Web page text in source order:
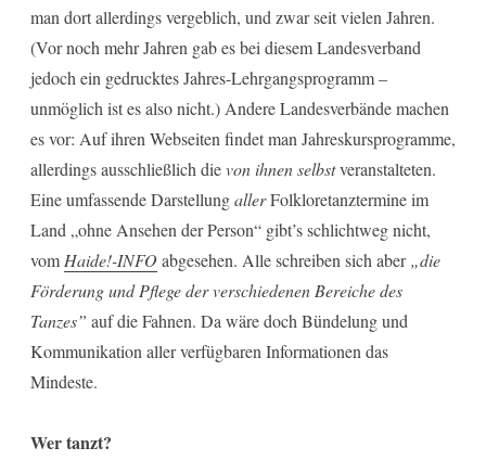
man dort allerdings vergeblich, und zwar seit vielen Jahren.
(Vor noch mehr Jahren gab es bei diesem Landesverband
jedoch ein gedrucktes Jahres-Lehrgangsprogramm –
unmöglich ist es also nicht.) Andere Landesverbände machen
es vor: Auf ihren Webseiten findet man Jahreskursprogramme,
allerdings ausschließlich dievon ihnen selbstveranstalteten.
Eine umfassende DarstellungallerFolkloretanztermine im
Land „ohne Ansehen der Person“ gibt’s schlichtweg nicht,
vomHaide!-INFO abgesehen. Alle schreiben sich aber„die
Förderung und Pflege der verschiedenen Bereiche des
Tanzes” auf die Fahnen. Da wäre doch Bündelung und
Kommunikation aller verfügbaren Informationen das
Mindeste.
Wer tanzt?